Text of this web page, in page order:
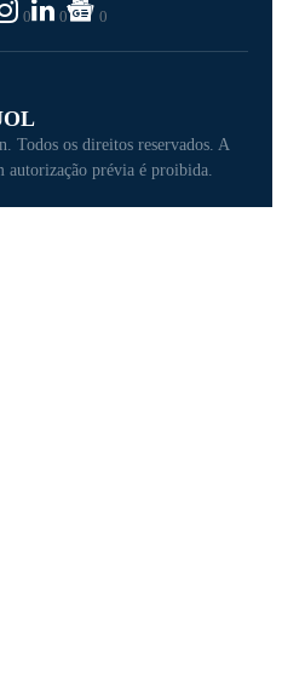
0 0 0
Todos os direitos reservados. A
autorização prévia é proibida.